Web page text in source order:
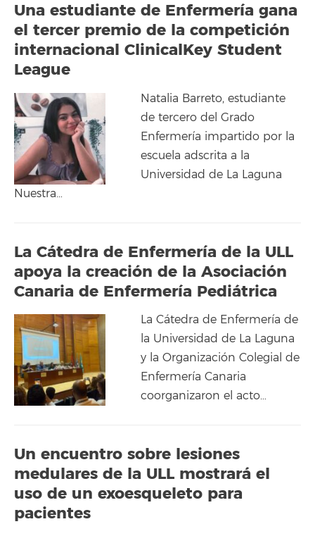
Una estudiante de Enfermería gana
el tercer premio de la competición
internacional ClinicalKey Student
League
Natalia Barreto, estudiante
de tercero del Grado
Enfermería impartido por la
escuela adscrita a la
Universidad de La Laguna
Nuestra…
La Cátedra de Enfermería de la ULL
apoya la creación de la Asociación
Canaria de Enfermería Pediátrica
La Cátedra de Enfermería de
la Universidad de La Laguna
y la Organización Colegial de
Enfermería Canaria
coorganizaron el acto…
Un encuentro sobre lesiones
medulares de la ULL mostrará el
uso de un exoesqueleto para
pacientes